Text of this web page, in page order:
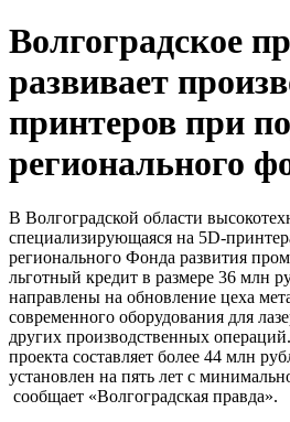
Волгоградское
развивает
принтеров при
регионального
В Волгоградской области
специализирующаяся на 5D-
регионального Фонда развития
льготный кредит в размере 36 млн
направлены на обновление цеха
современного оборудования для
других производственных
проекта составляет более 44 млн
установлен на пять лет с
сообщает «Волгоградская правда».